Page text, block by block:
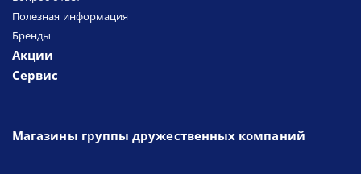
Полезная информация
Бренды
Акции
Сервис
Магазины группы дружественных компаний